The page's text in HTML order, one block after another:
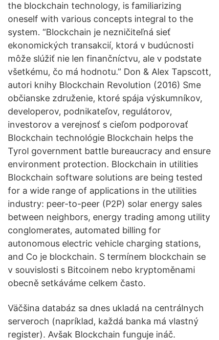
the blockchain technology, is familiarizing
oneself with various concepts integral to the
system. “Blockchain je nezničiteľná sieť
ekonomických transakcií, ktorá v budúcnosti
môže slúžiť nie len finančníctvu, ale v podstate
všetkému, čo má hodnotu.” Don & Alex Tapscott,
autori knihy Blockchain Revolution (2016) Sme
občianske združenie, ktoré spája výskumníkov,
developerov, podnikateľov, regulátorov,
investorov a verejnosť s cieľom podporovať
Blockchain technológie Blockchain helps the
Tyrol government battle bureaucracy and ensure
environment protection. Blockchain in utilities
Blockchain software solutions are being tested
for a wide range of applications in the utilities
industry: peer-to-peer (P2P) solar energy sales
between neighbors, energy trading among utility
conglomerates, automated billing for
autonomous electric vehicle charging stations,
and Co je blockchain. S termínem blockchain se
v souvislosti s Bitcoinem nebo kryptoměnami
obecně setkáváme celkem často.
Väčšina databáz sa dnes ukladá na centrálnych
serveroch (napríklad, každá banka má vlastný
register). Avšak Blockchain funguje ináč.